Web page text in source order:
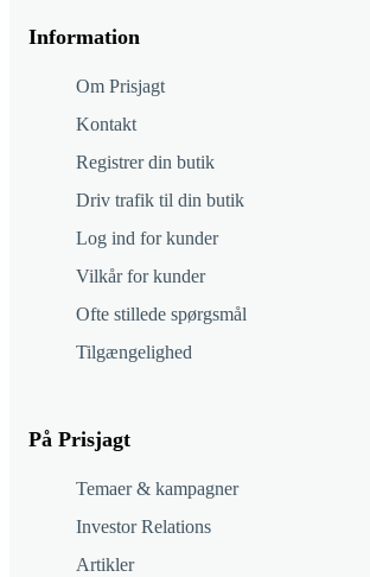
Information
Om Prisjagt
Kontakt
Registrer din butik
Driv trafik til din butik
Log ind for kunder
Vilkår for kunder
Ofte stillede spørgsmål
Tilgængelighed
På Prisjagt
Temaer & kampagner
Investor Relations
Artikler